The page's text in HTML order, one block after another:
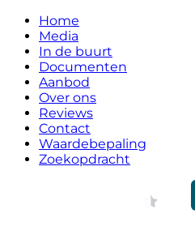
Home
Media
In de buurt
Documenten
Aanbod
Over ons
Reviews
Contact
Waardebepaling
Zoekopdracht